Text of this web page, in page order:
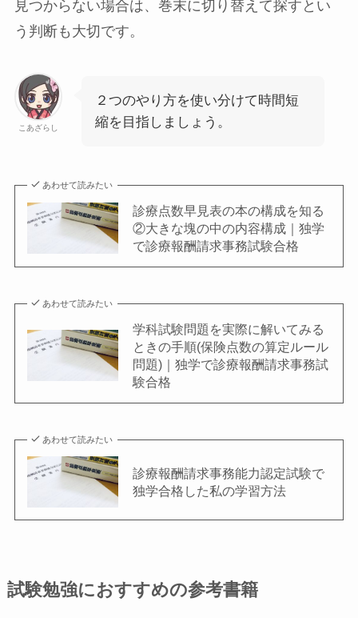
見つからない場合は、巻末に切り替えて探すとい
う判断も大切です。
こあざらし
２つのやり方を使い分けて時間短
縮を目指しましょう。
あわせて読みたい
診療点数早見表の本の構成を知る
②大きな塊の中の内容構成｜独学
で診療報酬請求事務試験合格
あわせて読みたい
学科試験問題を実際に解いてみる
ときの手順(保険点数の算定ルール
問題)｜独学で診療報酬請求事務試
験合格
あわせて読みたい
診療報酬請求事務能力認定試験で
独学合格した私の学習方法
試験勉強におすすめの参考書籍